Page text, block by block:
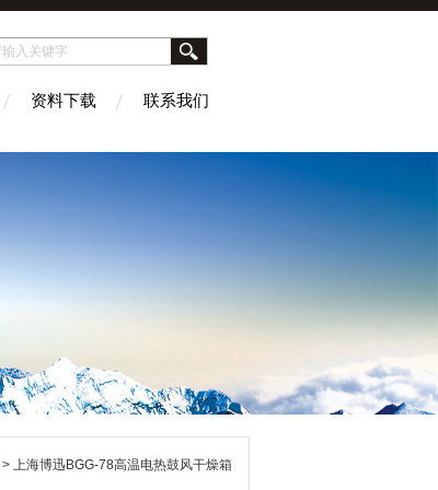
资料下载 联系我们
> 上海博迅BGG-78高温电热鼓风干燥箱